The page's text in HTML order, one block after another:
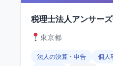
税理士法人アンサー
東京都
法人の決算・申告
個人